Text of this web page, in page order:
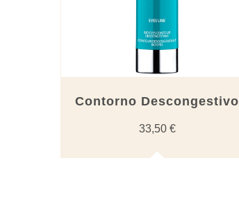
Contorno Descongestivo
33,50 €